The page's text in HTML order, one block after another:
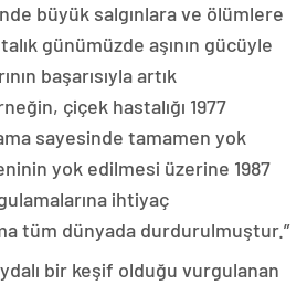
büyük salgınlara ve ölümlere
günümüzde aşının gücüyle
başarısıyla artık
çiçek hastalığı 1977
sayesinde tamamen yok
yok edilmesi üzerine 1987
ihtiyaç
tüm dünyada durdurulmuştur.”
bir keşif olduğu vurgulanan